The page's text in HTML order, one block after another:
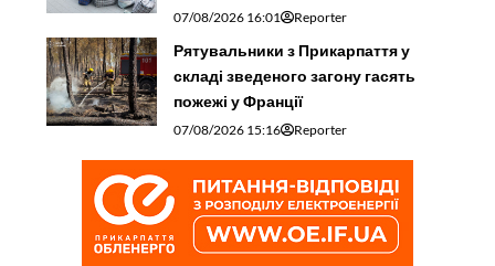
07/08/2026 16:01 Reporter
Рятувальники з Прикарпаття у
складі зведеного загону гасять
пожежі у Франції
07/08/2026 15:16 Reporter